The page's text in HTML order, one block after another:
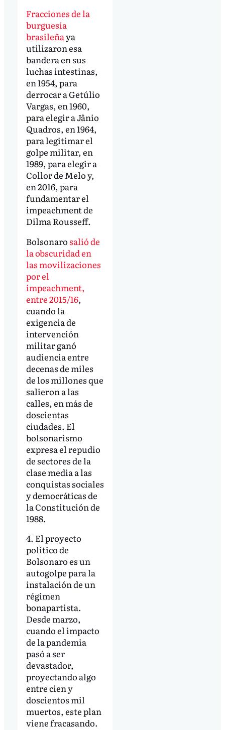
Fracciones de la
burguesía
brasileñaya
utilizaron esa
bandera en sus
luchas intestinas,
en 1954, para
derrocar a Getúlio
Vargas, en 1960,
para elegir a Jânio
Quadros, en 1964,
para legitimar el
golpe militar, en
1989, para elegir a
Collor de Melo y,
en 2016, para
fundamentar el
impeachment de
Dilma Rousseff.
Bolsonaro salió de
la obscuridad en
las movilizaciones
por el
impeachment,
entre 2015/16,
cuando la
exigencia de
intervención
militar ganó
audiencia entre
decenas de miles
de los millones que
salieron a las
calles, en más de
doscientas
ciudades. El
bolsonarismo
expresa el repudio
de sectores de la
clase media a las
conquistas sociales
y democráticas de
la Constitución de
1988.
4. El proyecto
político de
Bolsonaro es un
autogolpe para la
instalación de un
régimen
bonapartista.
Desde marzo,
cuando el impacto
de la pandemia
pasó a ser
devastador,
proyectando algo
entre cien y
doscientos mil
muertos, este plan
viene fracasando.